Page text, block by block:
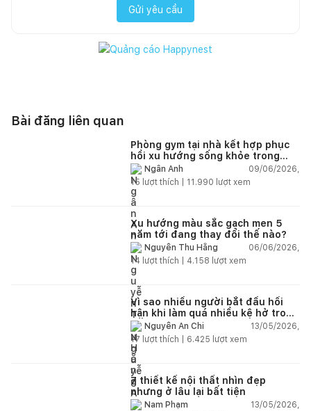
Gửi yêu cầu
Bài đăng liên quan
Phòng gym tại nhà kết hợp phục
hồi xu hướng sống khỏe trong
nhà hiện đại
Ngân Anh
09/06/2026,
15 lượt thích | 11.990 lượt xem
Xu hướng màu sắc gạch men 5
năm tới đang thay đổi thế nào?
Nguyễn Thu Hằng
06/06/2026,
14 lượt thích | 4.158 lượt xem
Vì sao nhiều người bắt đầu hối
hận khi làm quá nhiều kệ hở trong
bếp?Nguyễn An Chi
13/05/2026,
17 lượt thích | 6.425 lượt xem
7 thiết kế nội thất nhìn đẹp
nhưng ở lâu lại bất tiện
Nam Phạm
13/05/2026,